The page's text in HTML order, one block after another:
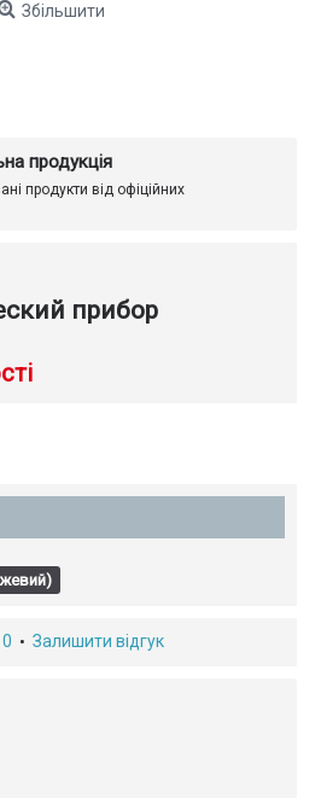
Збільшити
продукція
продукти від офіційних
прибор
0 • Залишити відгук